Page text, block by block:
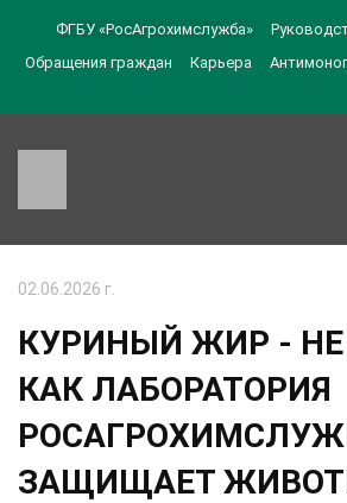
ФГБУ «РосАгрохимслужба»
Обращения граждан
Карьера
02.06.2026 г.
КУРИНЫЙ ЖИР -
КАК ЛАБОРАТОРИЯ
ЗАЩИЩАЕТ